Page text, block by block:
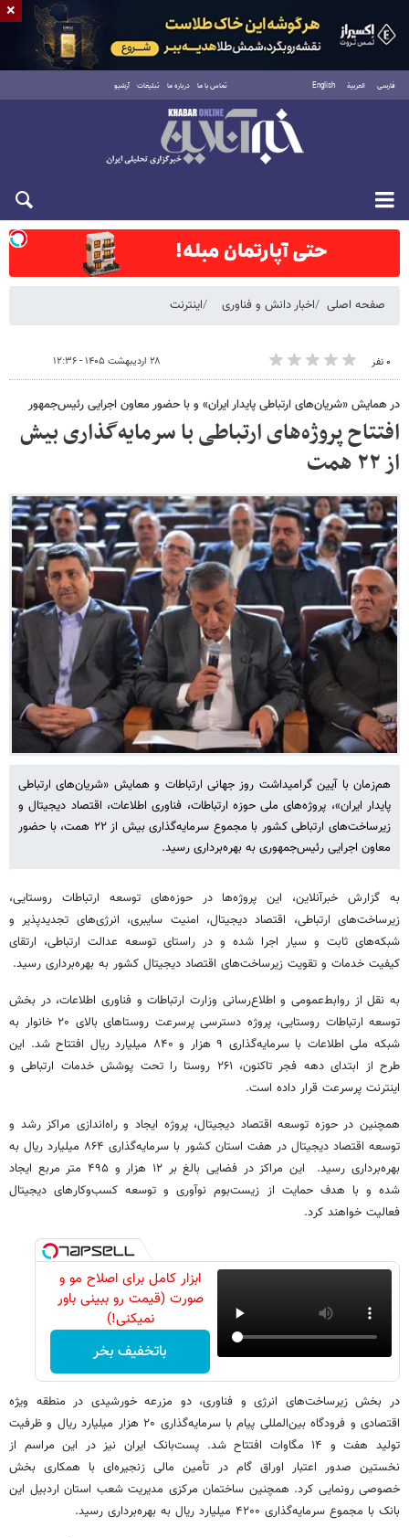
فارسی العربية English تماس با ما درباره ما تبلیغات آرشیو
شنبه ۱۷ مرداد ۱۴۰۵
صفحه اصلی اخبار دانش و فناوری اینترنت
۰ نفر ۲۸ اردیبهشت ۱۴۰۵ - ۱۲:۳۶
در همایش «شریان‌های ارتباطی پایدار ایران» و با حضور معاون اجرایی رئیس‌جمهور
افتتاح پروژه‌های ارتباطی با سرمایه‌گذاری بیش
از ۲۲ همت
هم‌زمان با آیین گرامیداشت روز جهانی ارتباطات و همایش «شریان‌های ارتباطی
پایدار ایران»، پروژه‌های ملی حوزه ارتباطات، فناوری اطلاعات، اقتصاد دیجیتال و
زیرساخت‌های ارتباطی کشور با مجموع سرمایه‌گذاری بیش از ۲۲ همت، با حضور
معاون اجرایی رئیس‌جمهوری به بهره‌برداری رسید.
به گزارش خبرآنلاین، این پروژه‌ها در حوزه‌های توسعه ارتباطات روستایی،
زیرساخت‌های ارتباطی، اقتصاد دیجیتال، امنیت سایبری، انرژی‌های تجدیدپذیر و
شبکه‌های ثابت و سیار اجرا شده و در راستای توسعه عدالت ارتباطی، ارتقای
کیفیت خدمات و تقویت زیرساخت‌های اقتصاد دیجیتال کشور به بهره‌برداری رسید.
به نقل از روابط‌عمومی و اطلاع‌رسانی وزارت ارتباطات و فناوری اطلاعات، در بخش
توسعه ارتباطات روستایی، پروژه دسترسی پرسرعت روستاهای بالای ۲۰ خانوار به
شبکه ملی اطلاعات با سرمایه‌گذاری ۹ هزار و ۸۴۰ میلیارد ریال افتتاح شد. این
طرح از ابتدای دهه فجر تاکنون، ۲۶۱ روستا را تحت پوشش خدمات ارتباطی و
اینترنت پرسرعت قرار داده است.
همچنین در حوزه توسعه اقتصاد دیجیتال، پروژه ایجاد و راه‌اندازی مراکز رشد و
توسعه اقتصاد دیجیتال در هفت استان کشور با سرمایه‌گذاری ۸۶۴ میلیارد ریال به
بهره‌برداری رسید. این مراکز در فضایی بالغ بر ۱۲ هزار و ۴۹۵ متر مربع ایجاد
شده و با هدف حمایت از زیست‌بوم نوآوری و توسعه کسب‌وکارهای دیجیتال
فعالیت خواهند کرد.
ابزار کامل برای اصلاح مو و
صورت (قیمت رو ببینی باور
نمیکنی!)
باتخفیف بخر
در بخش زیرساخت‌های انرژی و فناوری، دو مزرعه خورشیدی در منطقه ویژه
اقتصادی و فرودگاه بین‌المللی پیام با سرمایه‌گذاری ۲۰ هزار میلیارد ریال و ظرفیت
تولید هفت و ۱۴ مگاوات افتتاح شد. پست‌بانک ایران نیز در این مراسم از
نخستین صدور اعتبار اوراق گام در تأمین مالی زنجیره‌ای با همکاری بخش
خصوصی رونمایی کرد. همچنین ساختمان مرکزی مدیریت شعب استان اردبیل این
بانک با مجموع سرمایه‌گذاری ۴۲۰۰ میلیارد ریال به بهره‌برداری رسید.
×